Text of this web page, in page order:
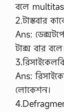
বলে
2.টাস্কবার
Ans:
টাক্স বার
Ans:
লোকেশন।